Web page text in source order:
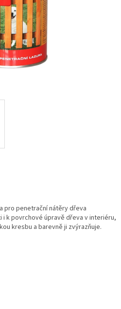
pro penetrační nátěry dřeva
k povrchové úpravě dřeva v interiéru,
kresbu a barevně ji zvýrazňuje.